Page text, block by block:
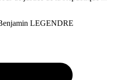
LEGENDRE